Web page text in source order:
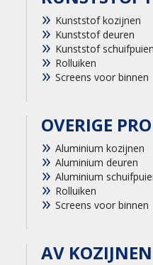
Kunststof kozijnen
Kunststof deuren
Kunststof schuifpuien
Rolluiken
Screens voor binnen
OVERIGE
Aluminium kozijnen
Aluminium deuren
Aluminium
Rolluiken
Screens voor binnen
AV KOZIJNEN